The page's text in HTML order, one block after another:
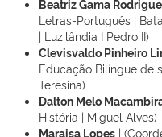
Beatriz Gama
Letras-Português |
| Luzilândia I Pedro II)
Clevisvaldo Pinheiro
Educação Bilíngue de
Teresina)
Dalton Melo
História | Miguel Alves)
Maraisa Lopes |